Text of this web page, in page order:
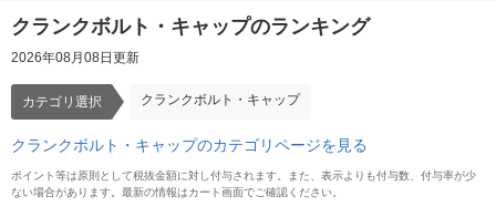
クランクボルト・キャップのランキング
2026年08月08日更新
カテゴリ選択 クランクボルト・キャップ
クランクボルト・キャップのカテゴリページを見る
ポイント等は原則として税抜金額に対し付与されます。また、表示よりも付与数、付与率が少
ない場合があります。最新の情報はカート画面でご確認ください。